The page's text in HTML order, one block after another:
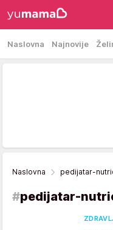
Naslovna Najnovije
Naslovna pedijatar-
#pedijatar-